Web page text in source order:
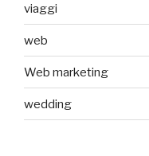
viaggi
web
Web marketing
wedding